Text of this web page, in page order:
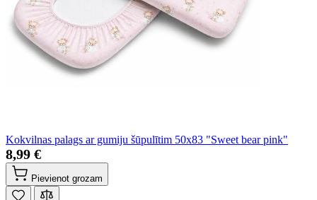
Kokvilnas palags ar gumiju šūpulītim 50x83 "Sweet bear pink"
8,99 €
Pievienot grozam